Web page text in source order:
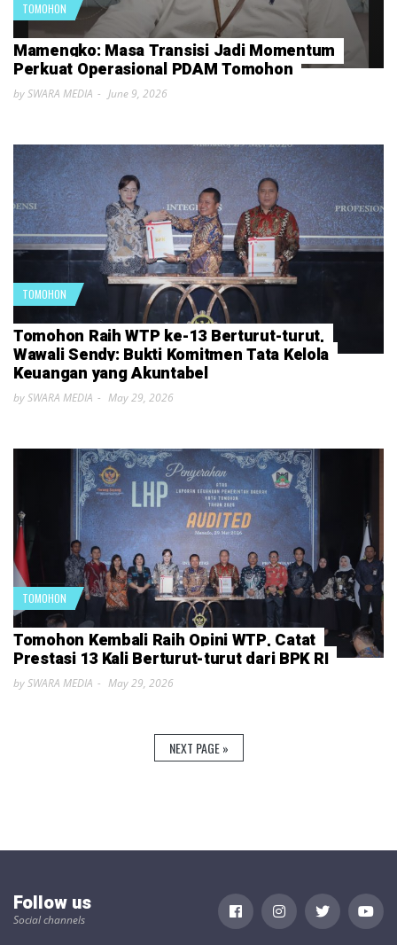
TOMOHON
Mamengko: Masa Transisi Jadi Momentum
Perkuat Operasional PDAM Tomohon
by SWARA MEDIA June 9, 2026
TOMOHON
Tomohon Raih WTP ke-13 Berturut-turut,
Wawali Sendy: Bukti Komitmen Tata Kelola
Keuangan yang Akuntabel
by SWARA MEDIA May 29, 2026
TOMOHON
Tomohon Kembali Raih Opini WTP, Catat
Prestasi 13 Kali Berturut-turut dari BPK RI
by SWARA MEDIA May 29, 2026
NEXT PAGE »
Follow us
Social channels